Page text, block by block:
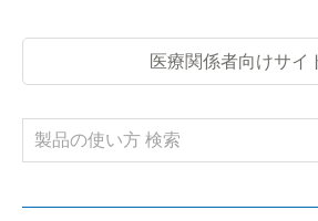
医療関係者向けサイ